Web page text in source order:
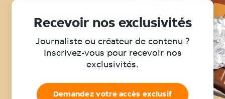
Recevoir nos exclusivités
Journaliste ou créateur de contenu ?
Inscrivez-vous pour recevoir nos
exclusivités.
Demandez votre accès exclusif